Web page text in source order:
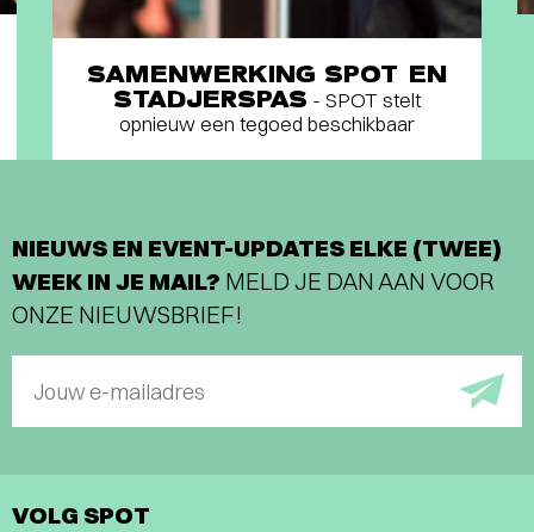
SAMENWERKING SPOT EN
STADJERSPAS - SPOT stelt
opnieuw een tegoed beschikbaar
NIEUWS EN EVENT-UPDATES ELKE (TWEE)
WEEK IN JE MAIL? MELD JE DAN AAN VOOR
ONZE NIEUWSBRIEF!
Jouw e-mailadres
VOLG SPOT